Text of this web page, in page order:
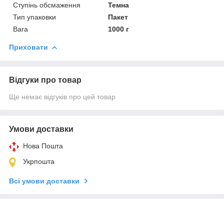
Ступінь обсмаження
Темна
Тип упаковки
Пакет
Вага
1000 г
Приховати
Відгуки про товар
Ще немає відгуків про цей товар
Умови доставки
Нова Пошта
Укрпошта
Всі умови доставки